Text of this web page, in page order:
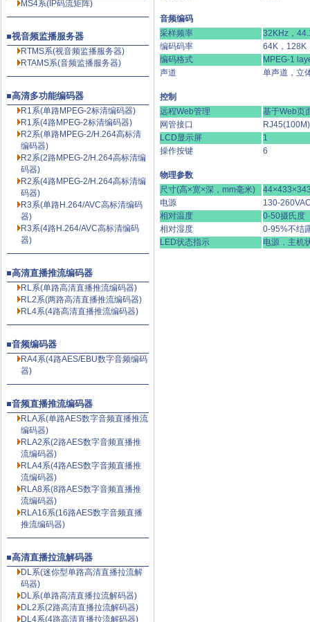
MS4系(IP码流矩阵)
视音频监播服务器
RTMS系(视音频监播服务器)
RTAMS系(音频监播服务器)
高清多功能编码器
R1系(单路MPEG-2标清编码器)
R1系(4路MPEG-2标清编码器)
R2系(单路MPEG-2/H.264高标清
编码器)
R2系(2路MPEG-2/H.264高标清编
码器)
R2系(4路MPEG-2/H.264高标清编
码器)
R3系(单路H.264/AVC高标清编码
器)
R3系(4路H.264/AVC高标清编码
器)
高清直播推流编码器
RL系(单路高清直播推流编码器)
RL2系(两路高清直播推流编码器)
RL4系(4路高清直播推流编码器)
音频编码器
RA4系(4路AES/EBU数字音频编码
器)
音频直播推流编码器
RLA系(单路AES数字音频直播推流
编码器)
RLA2系(2路AES数字音频直播推
流编码器)
RLA4系(4路AES数字音频直播推
流编码器)
RLA8系(8路AES数字音频直播推
流编码器)
RLA16系(16路AES数字音频直播
推流编码器)
高清直播拉流解码器
DL系(迷你型单路高清直播拉流解
码器)
DL系(单路高清直播拉流解码器)
DL2系(2路高清直播拉流解码器)
DL4系(4路高清直播拉流解码器)
音频编码
采样频率
32KHz，
编码码率
64K，128K
编码格式
MPEG-1
声道
单声道，立
控制
远程Web管理
基于Web页
网管接口
RJ45(100M)
LCD显示屏
1
操作按键
6
物理参数
尺寸(高×宽×深，mm毫米)
电源
130-
相对温度
0-50摄氏度
相对湿度
0-95%不结
LED状态指示
电源，主机